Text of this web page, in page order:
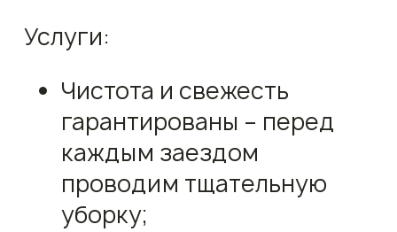
Услуги:
Чистота и свежесть
гарантированы – перед
каждым заездом
проводим тщательную
уборку;